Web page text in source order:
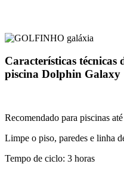
Características
piscina Dolphin Galaxy
Recomendado para piscinas
Limpe o piso, paredes e linha
Tempo de ciclo: 3 horas